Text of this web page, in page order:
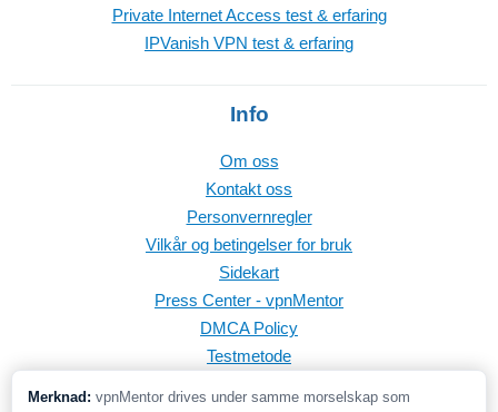
Private Internet Access test & erfaring
IPVanish VPN test & erfaring
Info
Om oss
Kontakt oss
Personvernregler
Vilkår og betingelser for bruk
Sidekart
Press Center - vpnMentor
DMCA Policy
Testmetode
Merknad: vpnMentor drives under samme morselskap som